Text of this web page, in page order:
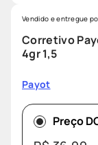
7º
mounjaro
10
º protetor
Corretivo
4gr 1,5
Payot
Vendido e entregue
Preço